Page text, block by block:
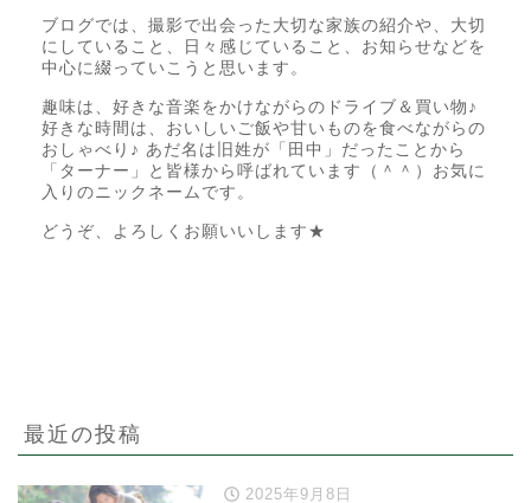
ブログでは、撮影で出会った大切な家族の紹介や、大切
にしていること、日々感じていること、お知らせなどを
中心に綴っていこうと思います。
趣味は、好きな音楽をかけながらのドライブ＆買い物♪
好きな時間は、おいしいご飯や甘いものを食べながらの
おしゃべり♪ あだ名は旧姓が「田中」だったことから
「ターナー」と皆様から呼ばれています（＾＾）お気に
入りのニックネームです。
どうぞ、よろしくお願いいします★
最近の投稿
2025年9月8日